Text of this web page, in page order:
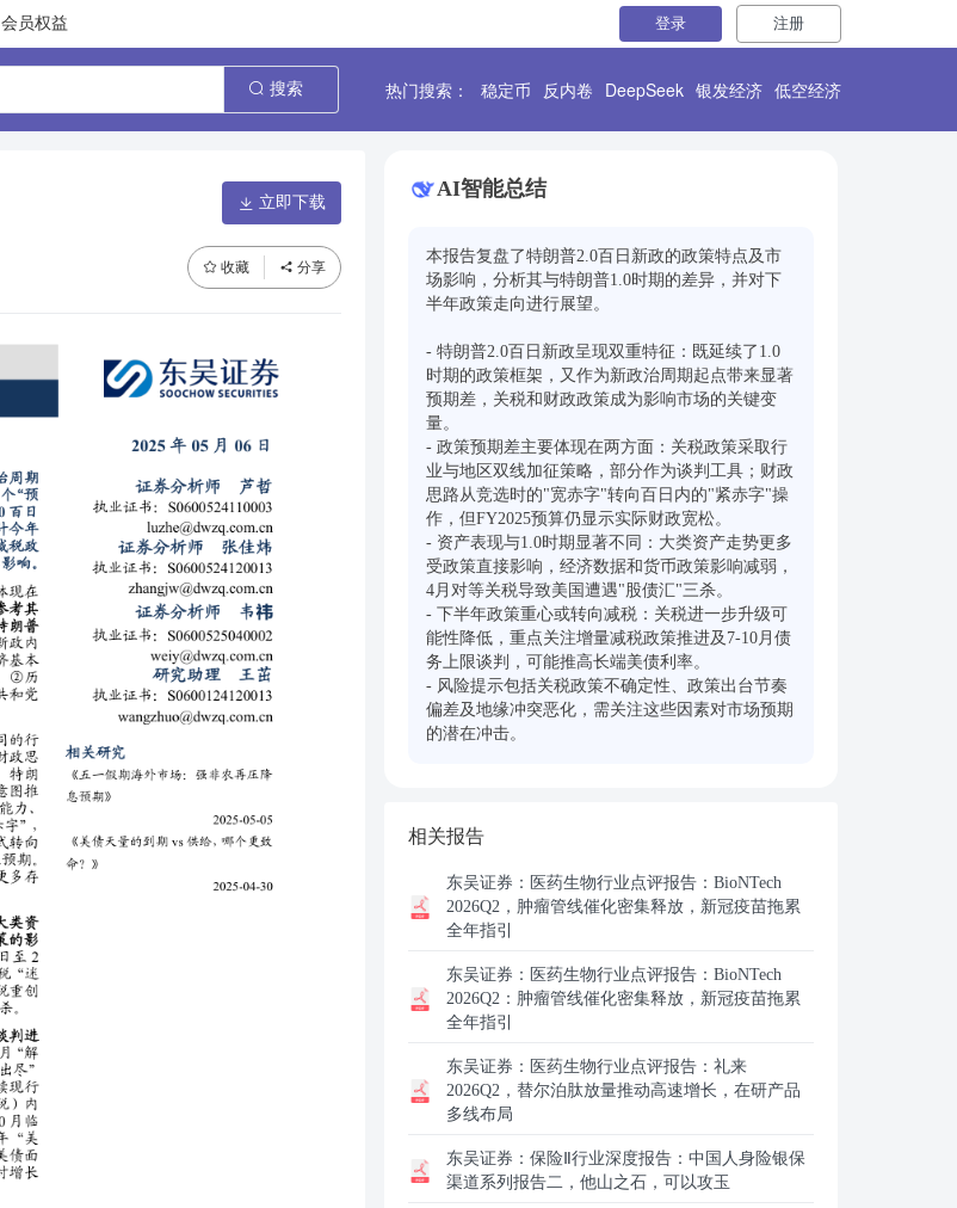
会员权益 登录 注册
搜索 热门搜索： 稳定币 反内卷 DeepSeek 银发经济 低空经济
立即下载
收藏 分享
AI智能总结
本报告复盘了特朗普2.0百日新政的政策特点及市
场影响，分析其与特朗普1.0时期的差异，并对下
半年政策走向进行展望。
- 特朗普2.0百日新政呈现双重特征：既延续了1.0
时期的政策框架，又作为新政治周期起点带来显著
预期差，关税和财政政策成为影响市场的关键变
量。
- 政策预期差主要体现在两方面：关税政策采取行
业与地区双线加征策略，部分作为谈判工具；财政
思路从竞选时的"宽赤字"转向百日内的"紧赤字"操
作，但FY2025预算仍显示实际财政宽松。
- 资产表现与1.0时期显著不同：大类资产走势更多
受政策直接影响，经济数据和货币政策影响减弱，
4月对等关税导致美国遭遇"股债汇"三杀。
- 下半年政策重心或转向减税：关税进一步升级可
能性降低，重点关注增量减税政策推进及7-10月债
务上限谈判，可能推高长端美债利率。
- 风险提示包括关税政策不确定性、政策出台节奏
偏差及地缘冲突恶化，需关注这些因素对市场预期
的潜在冲击。
相关报告
东吴证券： 医药生物行业点评报告：BioNTech
2026Q2，肿瘤管线催化密集释放，新冠疫苗拖累
全年指引
东吴证券： 医药生物行业点评报告：BioNTech
2026Q2：肿瘤管线催化密集释放，新冠疫苗拖累
全年指引
东吴证券： 医药生物行业点评报告：礼来
2026Q2，替尔泊肽放量推动高速增长，在研产品
多线布局
东吴证券： 保险Ⅱ行业深度报告：中国人身险银保
渠道系列报告二，他山之石，可以攻玉